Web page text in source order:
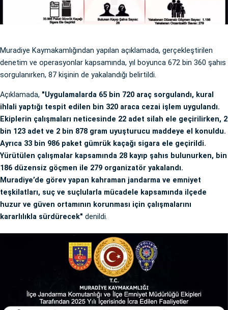
Muradiye Kaymakamlığından yapılan açıklamada, gerçekleştirilen
denetim ve operasyonlar kapsamında, yıl boyunca 672 bin 360 şahıs
sorgulanırken, 87 kişinin de yakalandığı belirtildi.
Açıklamada, "Uygulamalarda 65 bin 720 araç sorgulandı, kural
ihlali yaptığı tespit edilen bin 320 araca cezai işlem uygulandı.
Ekiplerin çalışmaları neticesinde 22 adet silah ele geçirilirken, 2
bin 123 adet ve 2 bin 878 gram uyuşturucu maddeye el konuldu.
Ayrıca 33 bin 986 paket gümrük kaçağı sigara ele geçirildi.
Yürütülen çalışmalar kapsamında 28 kayıp şahıs bulunurken, bin
186 düzensiz göçmen ile 279 organizatör yakalandı.
Muradiye’de görev yapan kahraman jandarma ve emniyet
teşkilatları, suç ve suçlularla mücadele kapsamında ilçede
huzur ve güven ortamının korunması için çalışmalarını
kararlılıkla sürdürecek" denildi.